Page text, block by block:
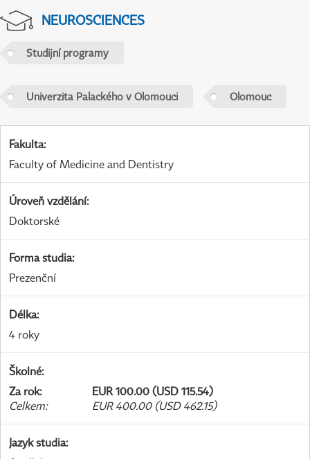
NEUROSCIENCES
Studijní programy
Univerzita Palackého v Olomouci Olomouc
Fakulta:
Faculty of Medicine and Dentistry
Úroveň vzdělání:
Doktorské
Forma studia:
Prezenční
Délka:
4 roky
Školné:
Za rok:
EUR 100.00 (USD 115.54)
Celkem: EUR 400.00 (USD 462.15)
Jazyk studia: